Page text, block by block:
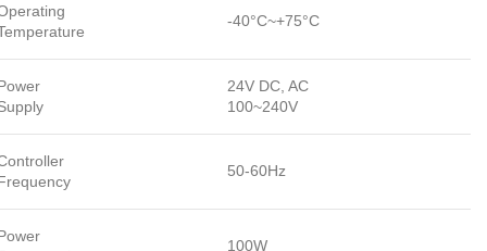
-40°C~+75°C
24V DC, AC
100~240V
50-60Hz
100W